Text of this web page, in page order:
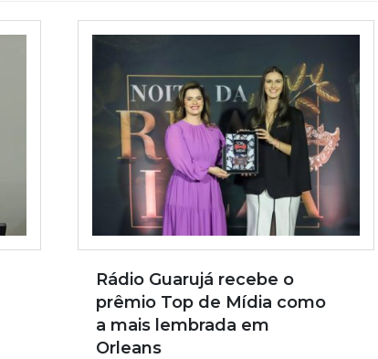
Rádio Guarujá recebe o
prêmio Top de Mídia como
a mais lembrada em
Orleans